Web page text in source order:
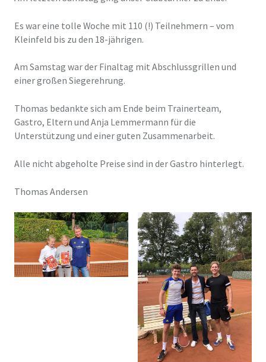
Es war eine tolle Woche mit 110 (!) Teilnehmern – vom
Kleinfeld bis zu den 18-jährigen.
Am Samstag war der Finaltag mit Abschlussgrillen und
einer großen Siegerehrung.
Thomas bedankte sich am Ende beim Trainerteam,
Gastro, Eltern und Anja Lemmermann für die
Unterstützung und einer guten Zusammenarbeit.
Alle nicht abgeholte Preise sind in der Gastro hinterlegt.
Thomas Andersen